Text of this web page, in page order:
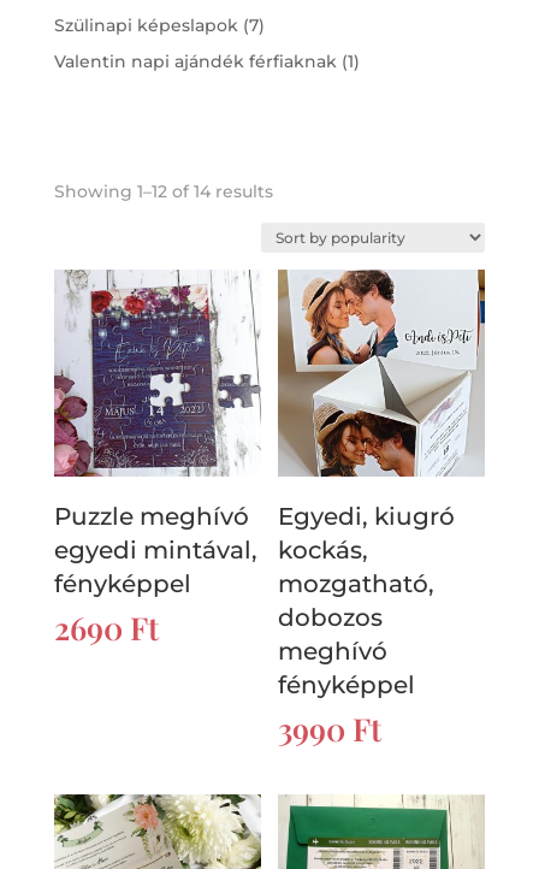
products
Szülinapi képeslapok 77
products
Valentin napi ajándék férfiaknak 11
Showing 1–12 of 14 results
Puzzle meghívó
egyedi mintával,
fényképpel
2690 Ft
Egyedi, kiugró
kockás,
mozgatható,
dobozos
meghívó
fényképpel
3990 Ft